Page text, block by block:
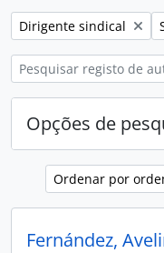
Remover filtro:
Dirigente sindical
Opções de
Ordenar por
Fernández,